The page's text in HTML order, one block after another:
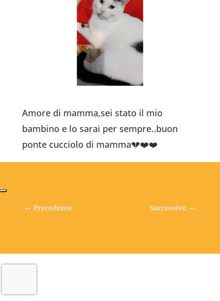
Amore di mamma,sei stato il mio
bambino e lo sarai per sempre..buon
ponte cucciolo di mamma💔❤️❤️
← Precedente Successivo →